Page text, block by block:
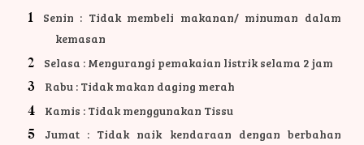
Senin : Tidak membeli makanan/ minuman dalam
kemasan
Selasa : Mengurangi pemakaian listrik selama 2 jam
Rabu : Tidak makan daging merah
Kamis : Tidak menggunakan Tissu
Jumat : Tidak naik kendaraan dengan berbahan